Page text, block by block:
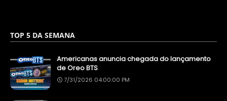
TOP 5 DA SEMANA
Americanas anuncia chegada do lançamento
de Oreo BTS
7/31/2026 04:00:00 PM